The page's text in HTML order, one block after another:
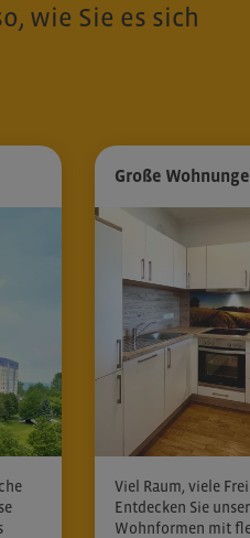
wie Sie es sich
Große
Viel Raum, viele
Entdecken Sie
Wohnformen mit